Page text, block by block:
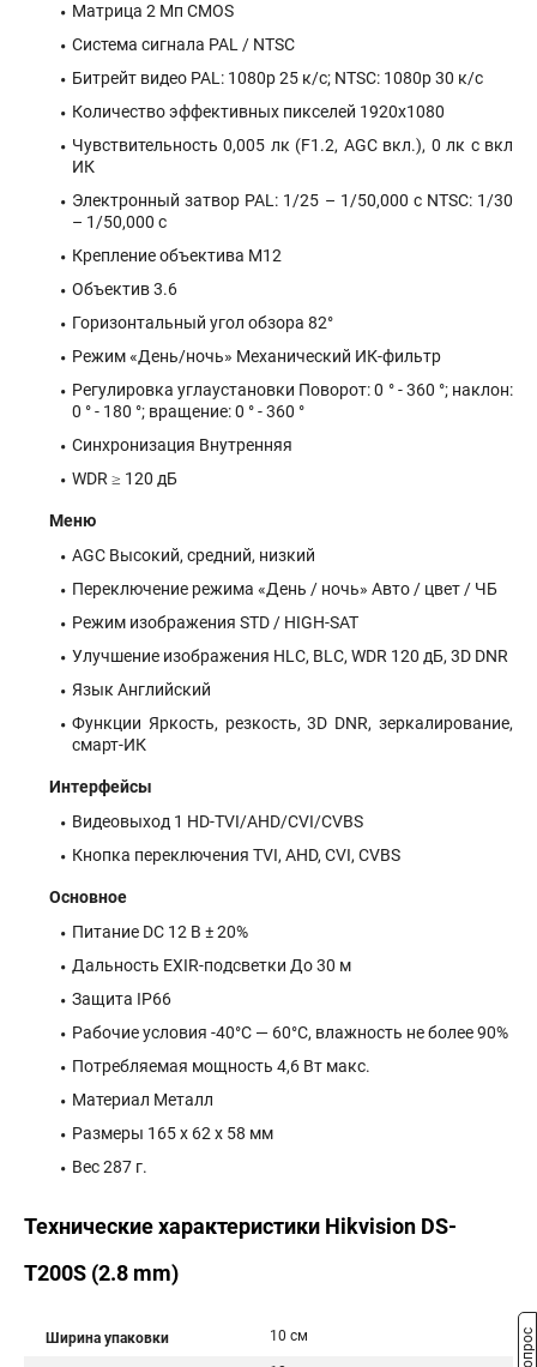
Матрица 2 Мп CMOS
Система сигнала PAL / NTSC
Битрейт видео PAL: 1080p 25 к/с; NTSC: 1080p 30 к/с
Количество эффективных пикселей 1920х1080
Чувствительность 0,005 лк (F1.2, AGC вкл.), 0 лк с вкл
ИК
Электронный затвор PAL: 1/25 – 1/50,000 с NTSC: 1/30
– 1/50,000 с
Крепление объектива М12
Объектив 3.6
Горизонтальный угол обзора 82°
Режим «День/ночь» Механический ИК-фильтр
Регулировка углаустановки Поворот: 0 ° - 360 °; наклон:
0 ° - 180 °; вращение: 0 ° - 360 °
Синхронизация Внутренняя
WDR ≥ 120 дБ
Меню
AGC Высокий, средний, низкий
Переключение режима «День / ночь» Авто / цвет / ЧБ
Режим изображения STD / HIGH-SAT
Улучшение изображения HLC, BLC, WDR 120 дБ, 3D DNR
Язык Английский
Функции Яркость, резкость, 3D DNR, зеркалирование,
смарт-ИК
Интерфейсы
Видеовыход 1 HD-TVI/AHD/CVI/CVBS
Кнопка переключения TVI, AHD, CVI, CVBS
Основное
Питание DC 12 В ± 20%
Дальность EXIR-подсветки До 30 м
Защита IP66
Рабочие условия -40°С — 60°С, влажность не более 90%
Потребляемая мощность 4,6 Вт макс.
Материал Металл
Размеры 165 х 62 х 58 мм
Вес 287 г.
Технические характеристики Hikvision DS-
T200S (2.8 mm)
Ширина упаковки 10 см